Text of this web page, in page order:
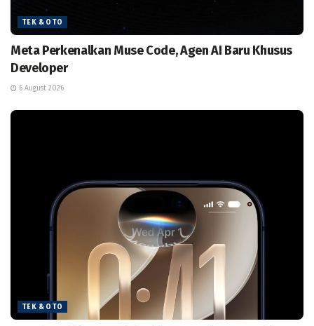
TEK & OTO
Meta Perkenalkan Muse Code, Agen AI Baru Khusus
Developer
6 August 2026
TEK & OTO